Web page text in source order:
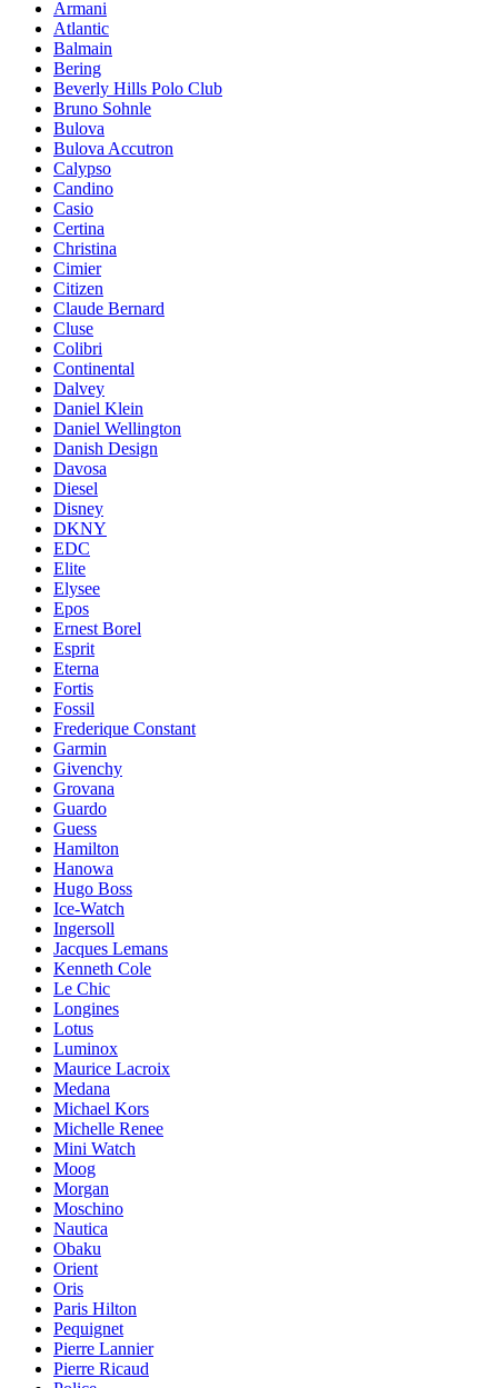
Armani
Atlantic
Balmain
Bering
Beverly Hills Polo Club
Bruno Sohnle
Bulova
Bulova Accutron
Calypso
Candino
Casio
Certina
Christina
Cimier
Citizen
Claude Bernard
Cluse
Colibri
Continental
Dalvey
Daniel Klein
Daniel Wellington
Danish Design
Davosa
Diesel
Disney
DKNY
EDC
Elite
Elysee
Epos
Ernest Borel
Esprit
Eterna
Fortis
Fossil
Frederique Constant
Garmin
Givenchy
Grovana
Guardo
Guess
Hamilton
Hanowa
Hugo Boss
Ice-Watch
Ingersoll
Jacques Lemans
Kenneth Cole
Le Chic
Longines
Lotus
Luminox
Maurice Lacroix
Medana
Michael Kors
Michelle Renee
Mini Watch
Moog
Morgan
Moschino
Nautica
Obaku
Orient
Oris
Paris Hilton
Pequignet
Pierre Lannier
Pierre Ricaud